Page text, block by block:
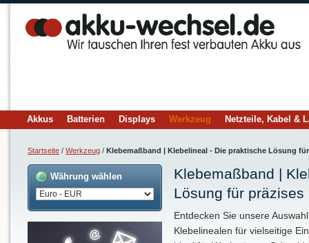
Akkus Batterien Displays Werkzeug Netzteile, Kabel &
Startseite / Werkzeug / Klebemaßband | Klebelineal - Die praktische Lösung
Klebemaßband |
Lösung für präzises
Entdecken Sie unsere
Klebelinealen für vielseitige
Währung wählen